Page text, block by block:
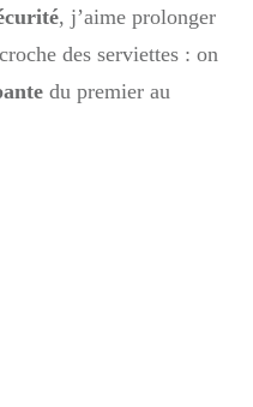
, j’aime prolonger
des serviettes : on
du premier au